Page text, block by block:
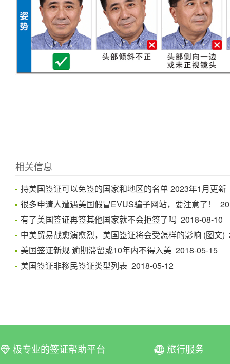
相关信息
持美国签证可以免签的国家和地区的名单 2023年1月更
很多申请人遭遇美国假冒EVUS骗子网站，要注意了！
有了美国签证再签其他国家就不会拒签了吗 2018-08-10
中美贸易战愈演愈烈，美国签证将会受怎样的影响 (图文)
美国签证新规 逾期滞留或10年内不得入美 2018-05-15
美国签证非移民签证类型列表 2018-05-12
ꀆ 极专业的签证帮助平台 ꀇ 旅行服务